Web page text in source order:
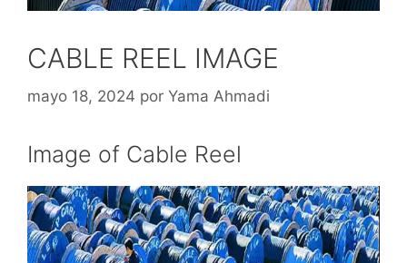
CABLE REEL IMAGE
mayo 18, 2024 por Yama Ahmadi
Image of Cable Reel